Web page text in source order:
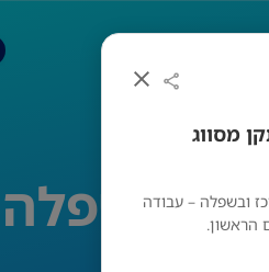
מסווג
ובשפלה – עבודה
הראשון.